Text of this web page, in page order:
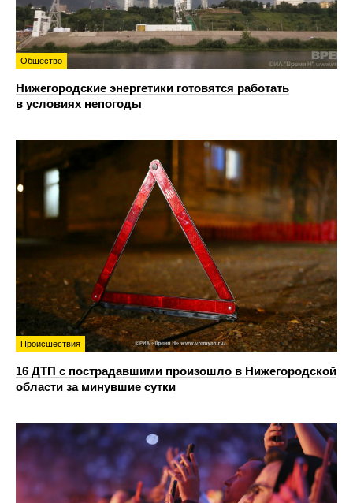
Общество
Нижегородские энергетики готовятся работать
в условиях непогоды
Происшествия
16 ДТП с пострадавшими произошло в Нижегородской
области за минувшие сутки